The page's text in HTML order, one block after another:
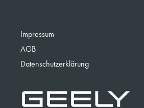
Impressum
AGB
Datenschutzerklärung